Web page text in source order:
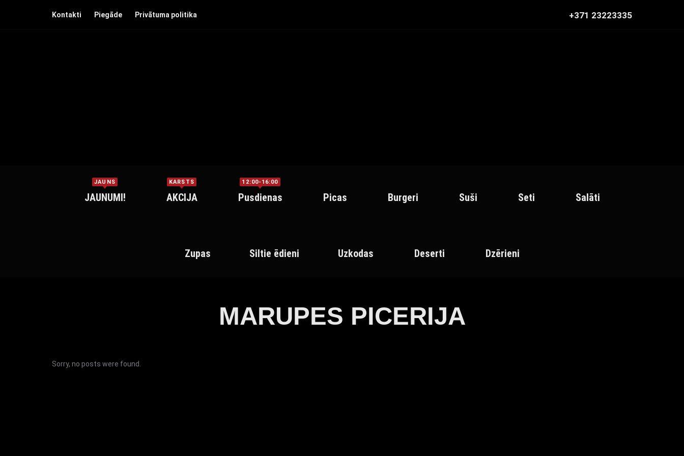
Kontakti Piegāde Privātuma politika +371 23223335
JAUNS
JAUNUMI!
KARSTS
AKCIJA
12:00-16:00
Pusdienas Picas Burgeri Suši Seti Salāti
Zupas Siltie ēdieni Uzkodas Deserti Dzērieni
MARUPES PICERIJA
Sorry, no posts were found.